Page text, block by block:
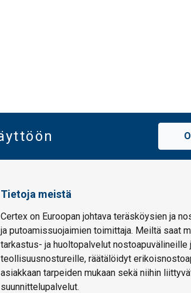
Tietoja meistä
Certex on Euroopan johtava teräsköysien ja
ja putoamissuojaimien toimittaja. Meiltä saat
tarkastus- ja huoltopalvelut nostoapuvälineille
teollisuusnostureille, räätälöidyt
asiakkaan tarpeiden mukaan sekä niihin
suunnittelupalvelut.